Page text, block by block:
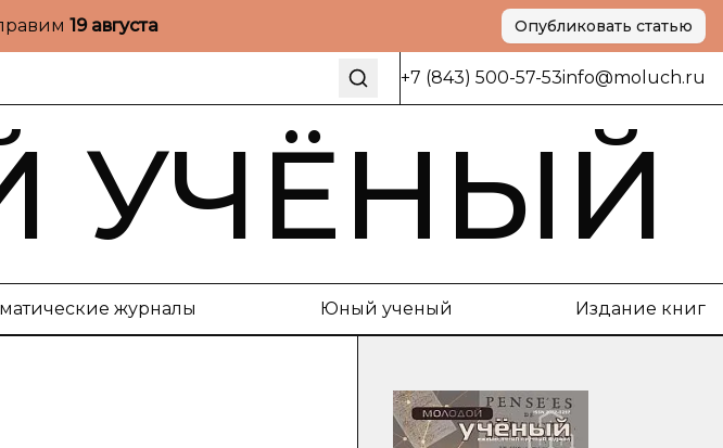
19 августа Опубликовать статью
+7 (843) 500-57-53info@moluch.ru
УЧЁНЫЙ
журналы Юный ученый Издание книг